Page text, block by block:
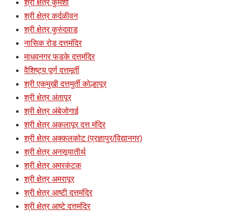
श्री क्षेत्र कुमशी
श्री क्षेत्र कर्दळीवन
श्री क्षेत्र कुरुंदवाड
नासिक रोड दत्तमंदिर
माधवनगर फडके दत्तमंदिर
वैशिष्ट्य पूर्ण दत्तमूर्ती
श्री एकमुखी दत्तमुर्ती कोल्हापूर
श्री क्षेत्र अंतापूर
श्री क्षेत्र अंबेजोगाई
श्री क्षेत्र अकलापूर दत्त मंदिर
श्री क्षेत्र अक्कलकोट (प्रज्ञापुर/विद्यानगर)
श्री क्षेत्र अनसूयातीर्थ
श्री क्षेत्र अमरकंटक
श्री क्षेत्र अमरापूर
श्री क्षेत्र आष्टी दत्तमंदिर
श्री क्षेत्र आष्टे दत्तमंदिर